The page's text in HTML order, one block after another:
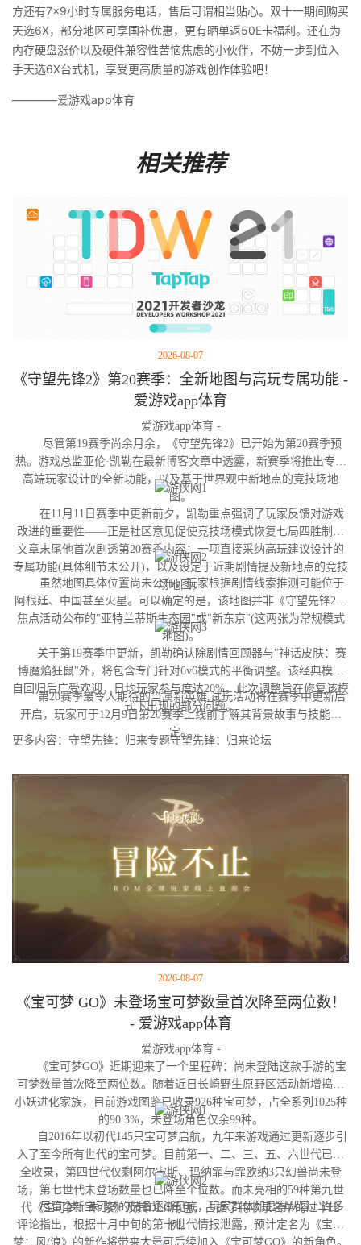
方还有7×9小时专属服务电话，售后可谓相当贴心。双十一期间购买
天选6X，部分地区可享国补优惠，更有晒单返50E卡福利。还在为
内存硬盘涨价以及硬件兼容性苦恼焦虑的小伙伴，不妨一步到位入
手天选6X台式机，享受更高质量的游戏创作体验吧！
————爱游戏app体育
相关推荐
2026-08-07
《守望先锋2》第20赛季：全新地图与高玩专属功能 -
爱游戏app体育
爱游戏app体育 -
尽管第19赛季尚余月余，《守望先锋2》已开始为第20赛季预
热。游戏总监亚伦·凯勒在最新博客文章中透露，新赛季将推出专为
高端玩家设计的全新功能，以及基于世界观中新地点的竞技场地
图。
在11月11日赛季中更新前夕，凯勒重点强调了玩家反馈对游戏
改进的重要性——正是社区意见促使竞技场模式恢复七局四胜制。
文章末尾他首次剧透第20赛季内容：一项直接采纳高玩建议设计的
专属功能(具体细节未公开)，以及设定于近期剧情提及新地点的竞技
场地图。
虽然地图具体位置尚未公布，玩家根据剧情线索推测可能位于
阿根廷、中国甚至火星。可以确定的是，该地图并非《守望先锋2》
焦点活动公布的"亚特兰蒂斯生态园"或"新东京"(这两张为常规模式
地图)。
关于第19赛季中更新，凯勒确认除剧情回顾器与"神话皮肤：赛
博魔焰狂鼠"外，将包含专门针对6v6模式的平衡调整。该经典模式
自回归后广受欢迎，日均玩家参与度达20%。此次调整旨在修复该模
式下出现的部分问题。
第20赛季最令人期待的当属新英雄,试玩活动将在赛季中更新后
开启，玩家可于12月9日第20赛季上线前了解其背景故事与技能设
定。
更多内容：守望先锋：归来专题守望先锋：归来论坛
2026-08-07
《宝可梦 GO》未登场宝可梦数量首次降至两位数！
- 爱游戏app体育
爱游戏app体育 -
《宝可梦GO》近期迎来了一个里程碑：尚未登陆这款手游的宝
可梦数量首次降至两位数。随着近日长崎野生原野区活动新增捣蛋
小妖进化家族，目前游戏图鉴已收录926种宝可梦，占全系列1025种
的90.3%，未登场角色仅余99种。
自2016年以初代145只宝可梦启航，九年来游戏通过更新逐步引
入了至今所有世代的宝可梦。目前第一、二、三、五、六世代已完
全收录，第四世代仅剩阿尔宙斯、玛纳霏与霏欧纳3只幻兽尚未登
场，第七世代未登场数量也已降至个位数。而未亮相的59种第九世
代《宝可梦：朱/紫》及其DLC角色，占据了待收录名单的过半比
例。
尽管全新宝可梦的储备逐渐见底，玩家群体却显得从容。许多
评论指出，根据十月中旬的第十世代情报泄露，预计定名为《宝可
梦：风/浪》的新作将带来大量可后续加入《宝可梦GO》的新角色。